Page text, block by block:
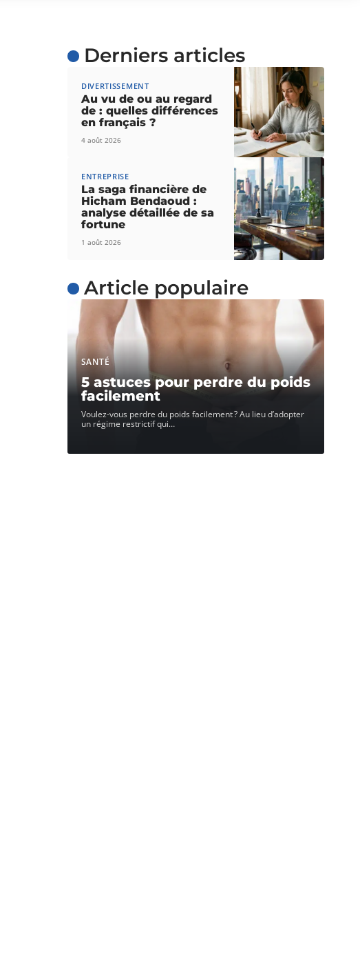
Derniers articles
DIVERTISSEMENT
Au vu de ou au regard
de : quelles différences
en français ?
4 août 2026
ENTREPRISE
La saga financière de
Hicham Bendaoud :
analyse détaillée de sa
fortune
1 août 2026
Article populaire
SANTÉ
5 astuces pour perdre du poids
facilement
Voulez-vous perdre du poids facilement ? Au lieu d’adopter
un régime restrictif qui…